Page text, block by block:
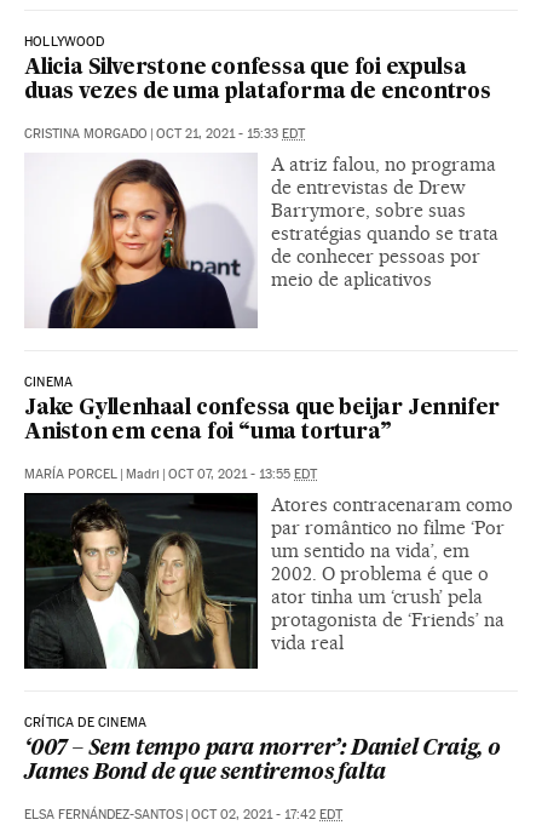
HOLLYWOOD
Alicia Silverstone confessa que foi expulsa
duas vezes de uma plataforma de encontros
CRISTINA MORGADO | OCT 21, 2021 - 15:33 EDT
A atriz falou, no programa
de entrevistas de Drew
Barrymore, sobre suas
estratégias quando se trata
de conhecer pessoas por
meio de aplicativos
CINEMA
Jake Gyllenhaal confessa que beijar Jennifer
Aniston em cena foi “uma tortura”
MARÍA PORCEL | Madri | OCT 07, 2021 - 13:55 EDT
Atores contracenaram como
par romântico no filme ‘Por
um sentido na vida’, em
2002. O problema é que o
ator tinha um ‘crush’ pela
protagonista de ‘Friends’ na
vida real
CRÍTICA DE CINEMA
‘007 – Sem tempo para morrer’: Daniel Craig, o
James Bond de que sentiremos falta
ELSA FERNÁNDEZ-SANTOS | OCT 02, 2021 - 17:42 EDT